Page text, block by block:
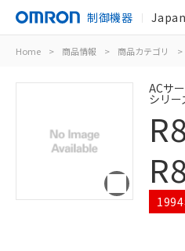
制御機器 Japan
Home > 商品情報 > 商品カテゴリ >
ACサ
シリー